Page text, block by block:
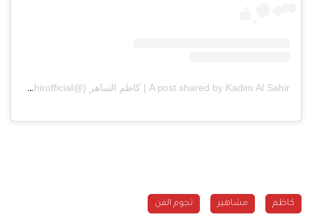
A post shared by Kadim Al Sahir | كاظم الساهر (@kadimalsahirofficial)
كاظم مشاهير نجوم الفن